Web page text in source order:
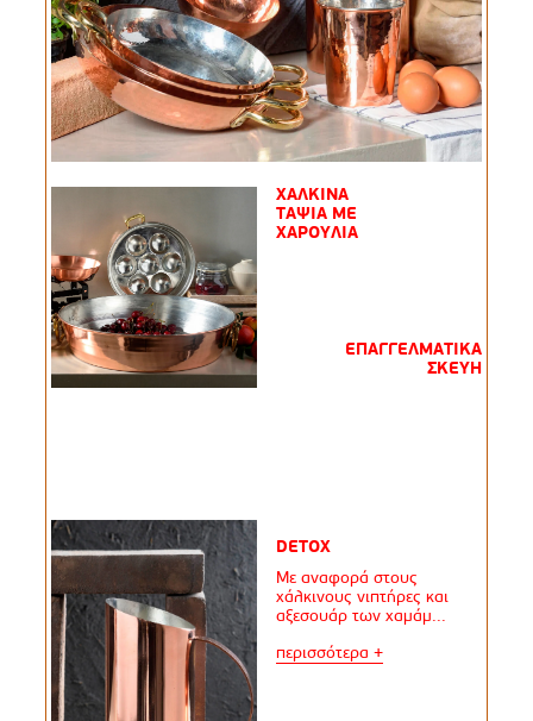
ΧΑΛΚΙΝΑ
ΤΑΨΙΑ ΜΕ
ΧΑΡΟΥΛΙΑ
ΕΠΑΓΓΕΛΜΑΤΙΚΑ
ΣΚΕΥΗ
DETOX
Με αναφορά στους
χάλκινους νιπτήρες και
αξεσουάρ των χαμάμ...
περισσότερα +